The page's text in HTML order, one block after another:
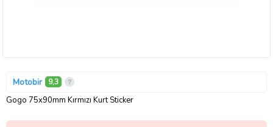
Motobir 9,3
Gogo 75x90mm Kırmızı Kurt Sticker